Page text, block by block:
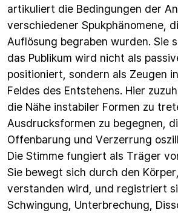
artikuliert die Bedingungen der
verschiedener Spukphänomene,
Auflösung begraben wurden. Sie
das Publikum wird nicht als
positioniert, sondern als Zeugen
Feldes des Entstehens. Hier
die Nähe instabiler Formen zu
Ausdrucksformen zu begegnen,
Offenbarung und Verzerrung
Die Stimme fungiert als Träger
Sie bewegt sich durch den
verstanden wird, und registriert
Schwingung, Unterbrechung,